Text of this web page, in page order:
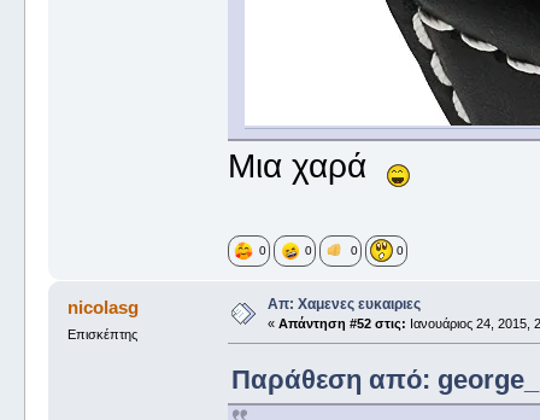
Μια χαρά
0 0 0 0
nicolasg
Επισκέπτης
Απ: Χαμενες ευκαιριες
« Απάντηση #52 στις: Ιανουάριος 24, 2015,
Παράθεση από: george_